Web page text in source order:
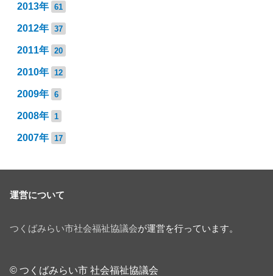
2013年 61
2012年 37
2011年 20
2010年 12
2009年 6
2008年 1
2007年 17
運営について
つくばみらい市社会福祉協議会が運営を行っています。
© つくばみらい市 社会福祉協議会